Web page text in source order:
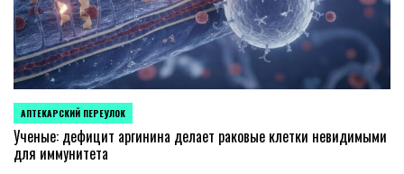
POSTED
IN
АПТЕКАРСКИЙ ПЕРЕУЛОК
Ученые: дефицит аргинина делает раковые клетки невидимыми
для иммунитета